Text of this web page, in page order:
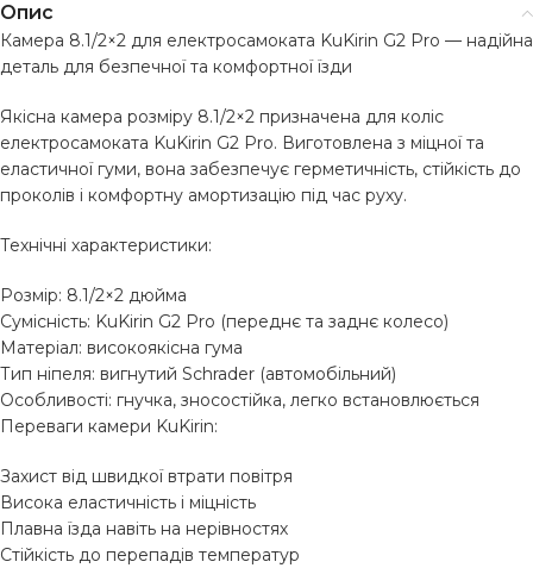
Опис
Камера 8.1/2×2 для електросамоката KuKirin G2 Pro — надійна
деталь для безпечної та комфортної їзди
Якісна камера розміру 8.1/2×2 призначена для коліс
електросамоката KuKirin G2 Pro. Виготовлена з міцної та
еластичної гуми, вона забезпечує герметичність, стійкість до
проколів і комфортну амортизацію під час руху.
Технічні характеристики:
Розмір: 8.1/2×2 дюйма
Сумісність: KuKirin G2 Pro (переднє та заднє колесо)
Матеріал: високоякісна гума
Тип ніпеля: вигнутий Schrader (автомобільний)
Особливості: гнучка, зносостійка, легко встановлюється
Переваги камери KuKirin:
Захист від швидкої втрати повітря
Висока еластичність і міцність
Плавна їзда навіть на нерівностях
Стійкість до перепадів температур